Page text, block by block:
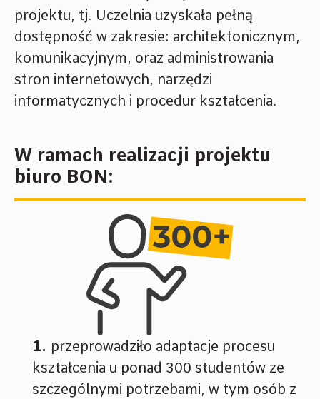
projektu, tj. Uczelnia uzyskała pełną
dostępność w zakresie: architektonicznym,
komunikacyjnym, oraz administrowania
stron internetowych, narzędzi
informatycznych i procedur kształcenia.
W ramach realizacji projektu
biuro BON:
przeprowadziło adaptacje procesu
kształcenia u ponad 300 studentów ze
szczególnymi potrzebami, w tym osób z